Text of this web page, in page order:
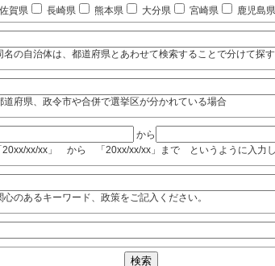
佐賀県
長崎県 熊本県 大分県 宮崎県 鹿児島県
の自治体は、都道府県とあわせて検索することで分けて探す
府県、政令市や合併で選挙区が分かれている場合
から
xx/xx」 から 「20xx/xx/xx」まで というように入力し
のあるキーワード、政策をご記入ください。